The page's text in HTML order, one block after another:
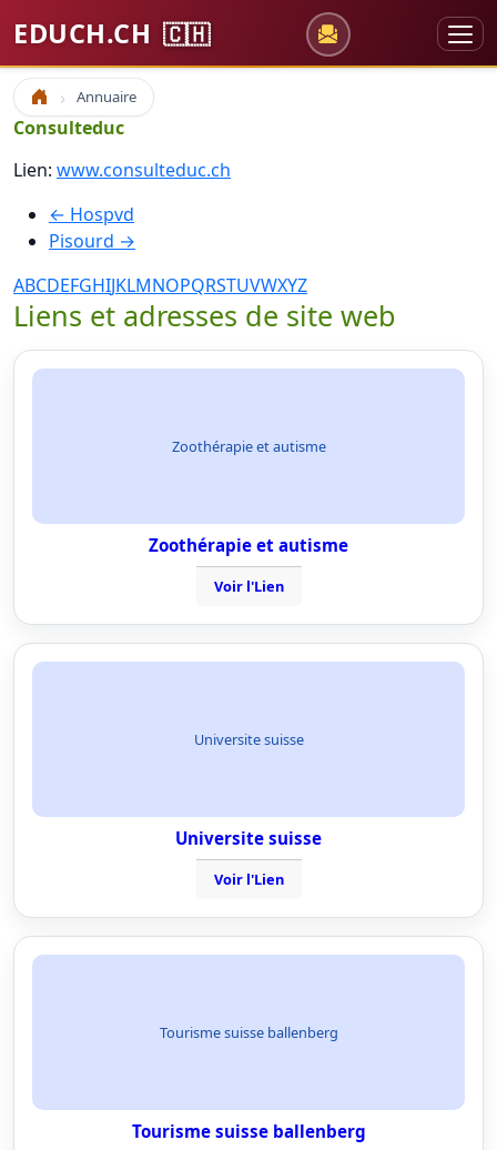
EDUCH.CH 🇨🇭
Accueil Annuaire
Consulteduc
Lien: www.consulteduc.ch
← Hospvd
Pisourd →
ABCDEFGHIJKLMNOPQRSTUVWXYZ
Liens et adresses de site web
Zoothérapie et autisme
Zoothérapie et autisme
Voir l'Lien
Universite suisse
Universite suisse
Voir l'Lien
Tourisme suisse ballenberg
Tourisme suisse ballenberg